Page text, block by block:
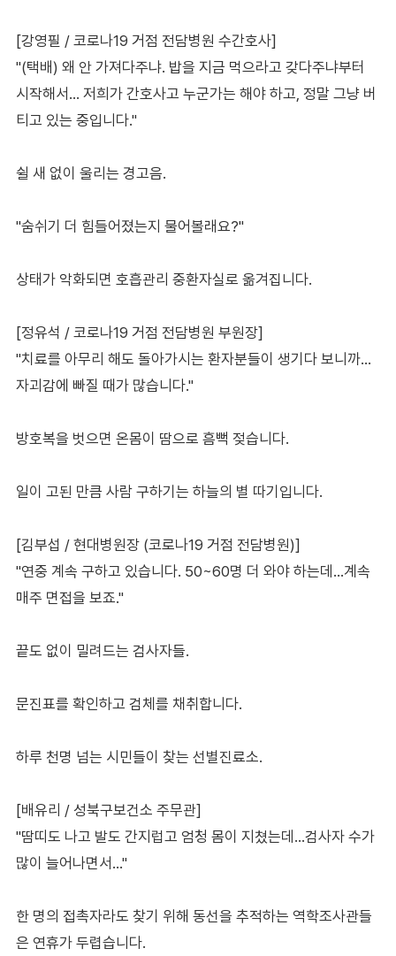
[강영필 / 코로나19 거점 전담병원 수간호사]
"(택배) 왜 안 가져다주냐. 밥을 지금 먹으라고 갖다주냐부터
시작해서… 저희가 간호사고 누군가는 해야 하고, 정말 그냥 버
티고 있는 중입니다."
쉴 새 없이 울리는 경고음.
"숨쉬기 더 힘들어졌는지 물어볼래요?"
상태가 악화되면 호흡관리 중환자실로 옮겨집니다.
[정유석 / 코로나19 거점 전담병원 부원장]
"치료를 아무리 해도 돌아가시는 환자분들이 생기다 보니까…
자괴감에 빠질 때가 많습니다."
방호복을 벗으면 온몸이 땀으로 흠뻑 젖습니다.
일이 고된 만큼 사람 구하기는 하늘의 별 따기입니다.
[김부섭 / 현대병원장 (코로나19 거점 전담병원)]
"연중 계속 구하고 있습니다. 50~60명 더 와야 하는데…계속
매주 면접을 보죠."
끝도 없이 밀려드는 검사자들.
문진표를 확인하고 검체를 채취합니다.
하루 천명 넘는 시민들이 찾는 선별진료소.
[배유리 / 성북구보건소 주무관]
"땀띠도 나고 발도 간지럽고 엄청 몸이 지쳤는데…검사자 수가
많이 늘어나면서…"
한 명의 접촉자라도 찾기 위해 동선을 추적하는 역학조사관들
은 연휴가 두렵습니다.